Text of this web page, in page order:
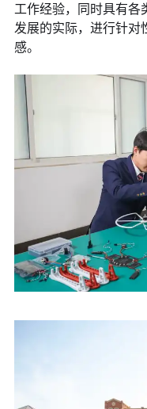
工作经验，同时具有各
发展的实际，进行针对
感。